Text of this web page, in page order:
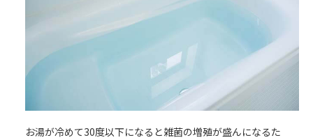
お湯が冷めて30度以下になると雑菌の増殖が盛んになるた